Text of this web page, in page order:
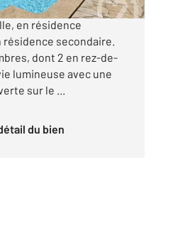
un terrain de 995 m²,
en résidence
secondaire.
dont 2 en rez-de-
lumineuse avec une
sur le ...
du bien